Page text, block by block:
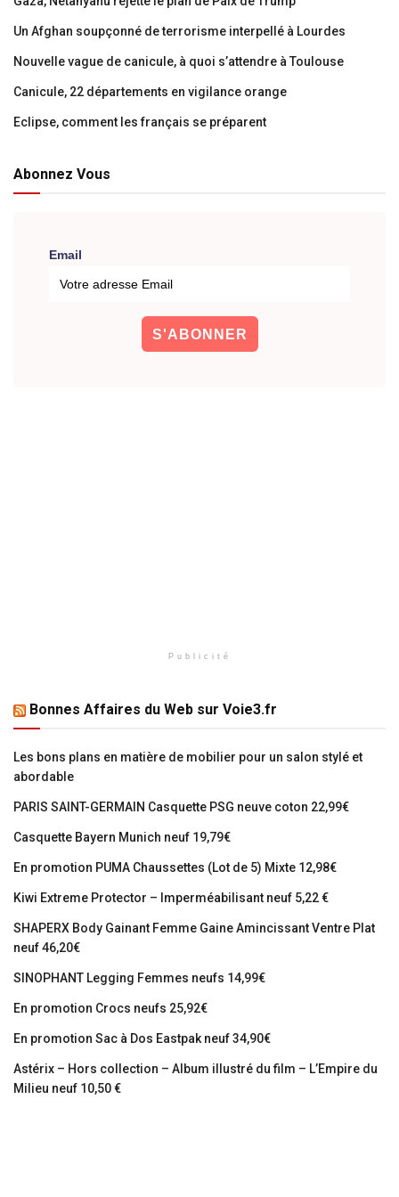
Un Afghan soupçonné de terrorisme interpellé à Lourdes
Nouvelle vague de canicule, à quoi s’attendre à Toulouse
Canicule, 22 départements en vigilance orange
Eclipse, comment les français se préparent
Abonnez Vous
Email
Publicité
Bonnes Affaires du Web sur Voie3.fr
Les bons plans en matière de mobilier pour un salon stylé et
abordable
PARIS SAINT-GERMAIN Casquette PSG neuve coton 22,99€
Casquette Bayern Munich neuf 19,79€
En promotion PUMA Chaussettes (Lot de 5) Mixte 12,98€
Kiwi Extreme Protector – Imperméabilisant neuf 5,22 €
SHAPERX Body Gainant Femme Gaine Amincissant Ventre Plat
neuf 46,20€
SINOPHANT Legging Femmes neufs 14,99€
En promotion Crocs neufs 25,92€
En promotion Sac à Dos Eastpak neuf 34,90€
Astérix – Hors collection – Album illustré du film – L’Empire du
Milieu neuf 10,50 €